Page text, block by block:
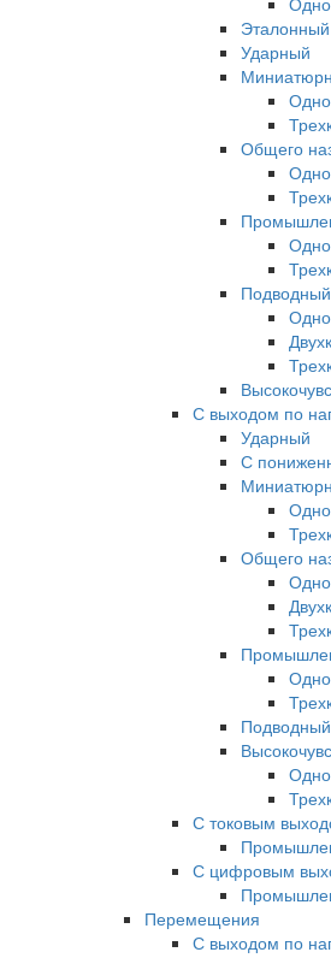
Эталонный
Ударный
Общего
Подводный
С выходом по
Ударный
С
Общего
Подводный
С токовым
С цифровым
Перемещения
С выходом по